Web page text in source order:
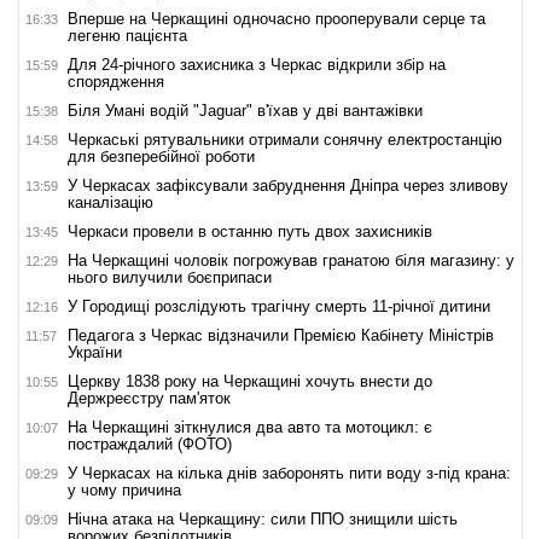
16:33
Вперше на Черкащині одночасно прооперували серце та
легеню пацієнта
15:59
Для 24-річного захисника з Черкас відкрили збір на
спорядження
15:38 Біля Умані водій "Jaguar" в'їхав у дві вантажівки
14:58
Черкаські рятувальники отримали сонячну електростанцію
для безперебійної роботи
13:59
У Черкасах зафіксували забруднення Дніпра через зливову
каналізацію
13:45 Черкаси провели в останню путь двох захисників
12:29
На Черкащині чоловік погрожував гранатою біля магазину: у
нього вилучили боєприпаси
12:16 У Городищі розслідують трагічну смерть 11-річної дитини
11:57
Педагога з Черкас відзначили Премією Кабінету Міністрів
України
10:55
Церкву 1838 року на Черкащині хочуть внести до
Держреєстру пам'яток
10:07
На Черкащині зіткнулися два авто та мотоцикл: є
постраждалий (ФОТО)
09:29
У Черкасах на кілька днів заборонять пити воду з-під крана:
у чому причина
09:09
Нічна атака на Черкащину: сили ППО знищили шість